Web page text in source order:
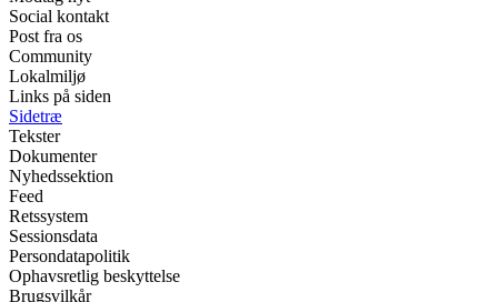
Social kontakt
Post fra os
Community
Lokalmiljø
Links på siden
Sidetræ
Tekster
Dokumenter
Nyhedssektion
Feed
Retssystem
Sessionsdata
Persondatapolitik
Ophavsretlig beskyttelse
Brugsvilkår